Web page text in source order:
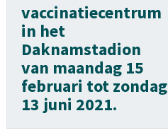
vaccinatiecentrum
in het
Daknamstadion
van maandag 15
februari tot zondag
13 juni 2021.